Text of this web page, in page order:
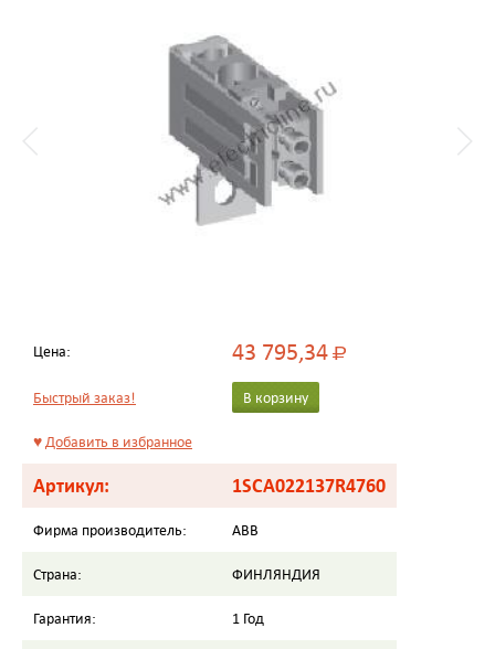
Цена: 43 795,34Р
Быстрый заказ! В корзину
♥Добавить в избранное
Артикул: 1SCA022137R4760
Фирма производитель: ABB
Страна: ФИНЛЯНДИЯ
Гарантия: 1 Год